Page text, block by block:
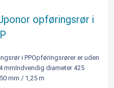
opføringsrør i
i PPOpføringsrører er uden
mmIndvendig diameter 425
mm / 1,25 m